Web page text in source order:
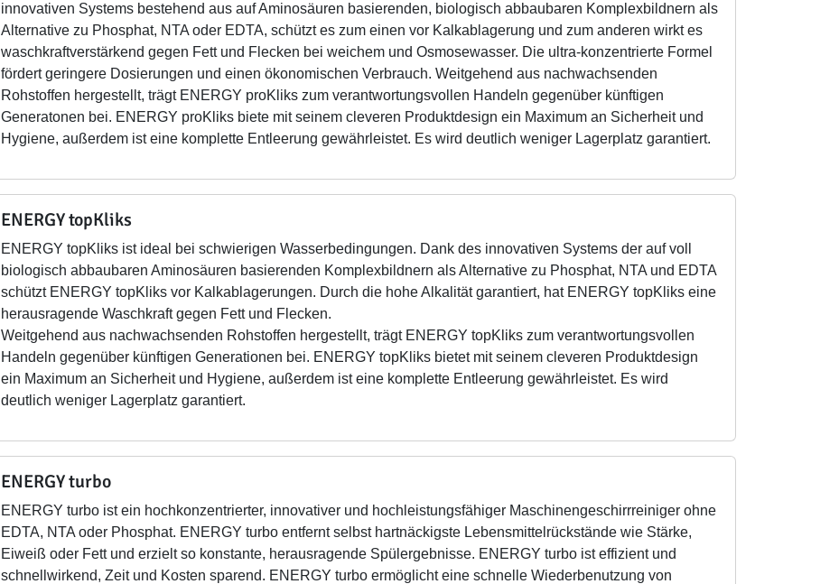
innovativen Systems bestehend aus auf Aminosäuren basierenden, biologisch abbaubaren Komplexbildnern als
Alternative zu Phosphat, NTA oder EDTA, schützt es zum einen vor Kalkablagerung und zum anderen wirkt es
waschkraftverstärkend gegen Fett und Flecken bei weichem und Osmosewasser. Die ultra-konzentrierte Formel
fördert geringere Dosierungen und einen ökonomischen Verbrauch. Weitgehend aus nachwachsenden
Rohstoffen hergestellt, trägt ENERGY proKliks zum verantwortungsvollen Handeln gegenüber künftigen
Generatonen bei. ENERGY proKliks biete mit seinem cleveren Produktdesign ein Maximum an Sicherheit und
Hygiene, außerdem ist eine komplette Entleerung gewährleistet. Es wird deutlich weniger Lagerplatz garantiert.
ENERGY topKliks
ENERGY topKliks ist ideal bei schwierigen Wasserbedingungen. Dank des innovativen Systems der auf voll
biologisch abbaubaren Aminosäuren basierenden Komplexbildnern als Alternative zu Phosphat, NTA und EDTA
schützt ENERGY topKliks vor Kalkablagerungen. Durch die hohe Alkalität garantiert, hat ENERGY topKliks eine
herausragende Waschkraft gegen Fett und Flecken.
Weitgehend aus nachwachsenden Rohstoffen hergestellt, trägt ENERGY topKliks zum verantwortungsvollen
Handeln gegenüber künftigen Generationen bei. ENERGY topKliks bietet mit seinem cleveren Produktdesign
ein Maximum an Sicherheit und Hygiene, außerdem ist eine komplette Entleerung gewährleistet. Es wird
deutlich weniger Lagerplatz garantiert.
ENERGY turbo
ENERGY turbo ist ein hochkonzentrierter, innovativer und hochleistungsfähiger Maschinengeschirrreiniger ohne
EDTA, NTA oder Phosphat. ENERGY turbo entfernt selbst hartnäckigste Lebensmittelrückstände wie Stärke,
Eiweiß oder Fett und erzielt so konstante, herausragende Spülergebnisse. ENERGY turbo ist effizient und
schnellwirkend, Zeit und Kosten sparend. ENERGY turbo ermöglicht eine schnelle Wiederbenutzung von